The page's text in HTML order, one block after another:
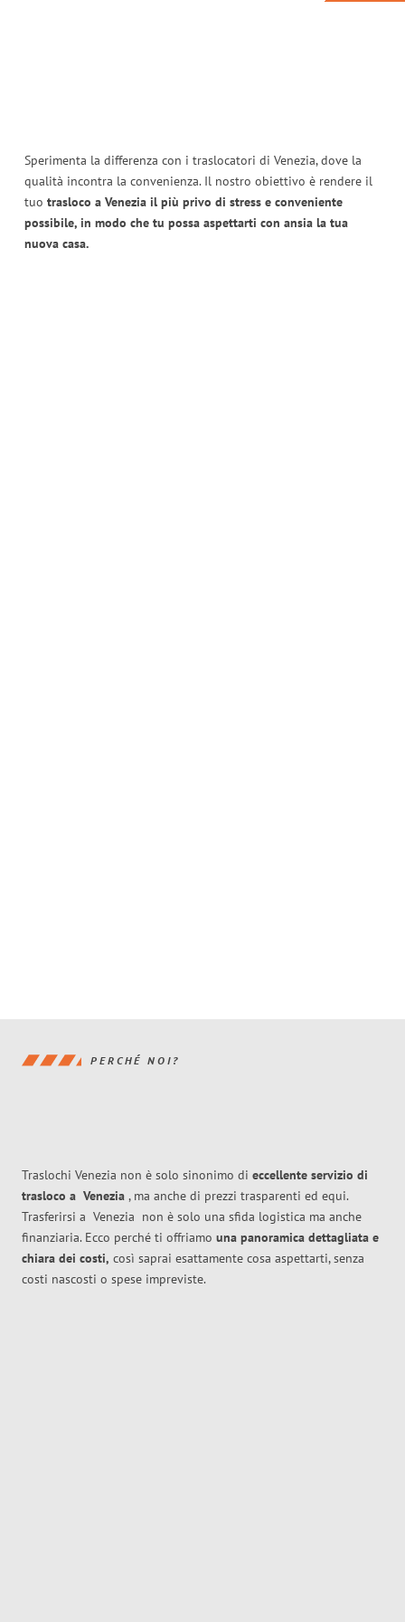
Sperimenta la differenza con i traslocatori di Venezia, dove la
qualità incontra la convenienza. Il nostro obiettivo è rendere il
tuo trasloco a Venezia il più privo di stress e conveniente
possibile, in modo che tu possa aspettarti con ansia la tua
nuova casa.
PERCHÉ NOI?
Traslochi Venezia non è solo sinonimo di eccellente servizio di
trasloco a Venezia , ma anche di prezzi trasparenti ed equi.
Trasferirsi a Venezia non è solo una sfida logistica ma anche
finanziaria. Ecco perché ti offriamo una panoramica dettagliata e
chiara dei costi, così saprai esattamente cosa aspettarti, senza
costi nascosti o spese impreviste.